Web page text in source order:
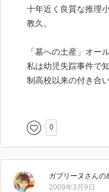
十年近く良質な推理
教久。
「墓への土産」オー
私は幼児失踪事件で
制高校以来の付き合
「忘れ得ぬ人」オー
雑誌のインタビュー
0
ガブリーヌ さんの
2009年3月9日